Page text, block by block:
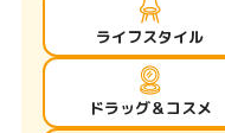
ライフスタイル
ドラッグ＆コスメ